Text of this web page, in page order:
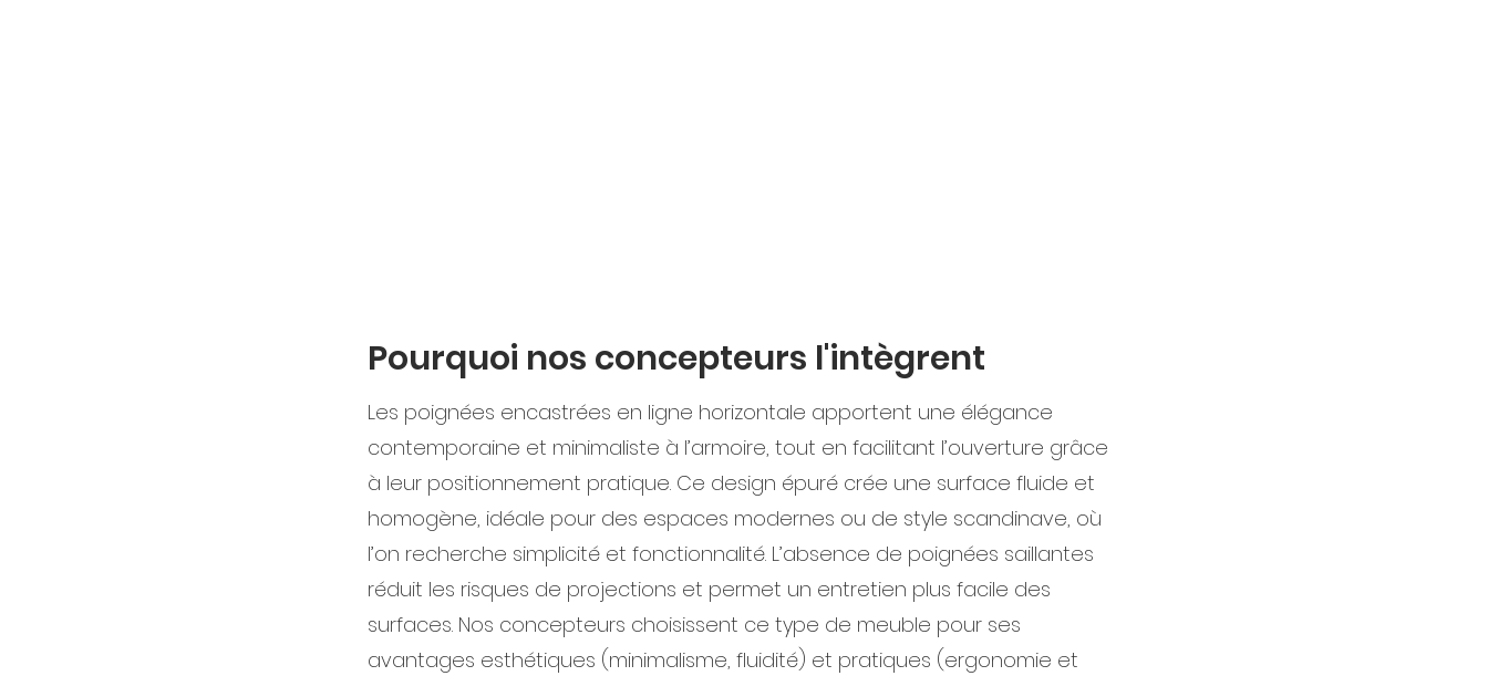
Pourquoi nos concepteurs l'intègrent
Les poignées encastrées en ligne horizontale apportent une élégance
contemporaine et minimaliste à l’armoire, tout en facilitant l’ouverture grâce
à leur positionnement pratique. Ce design épuré crée une surface fluide et
homogène, idéale pour des espaces modernes ou de style scandinave, où
l’on recherche simplicité et fonctionnalité. L’absence de poignées saillantes
réduit les risques de projections et permet un entretien plus facile des
surfaces. Nos concepteurs choisissent ce type de meuble pour ses
avantages esthétiques (minimalisme, fluidité) et pratiques (ergonomie et